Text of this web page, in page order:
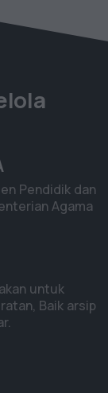
Pendidik dan
Agama
untuk
Baik arsip